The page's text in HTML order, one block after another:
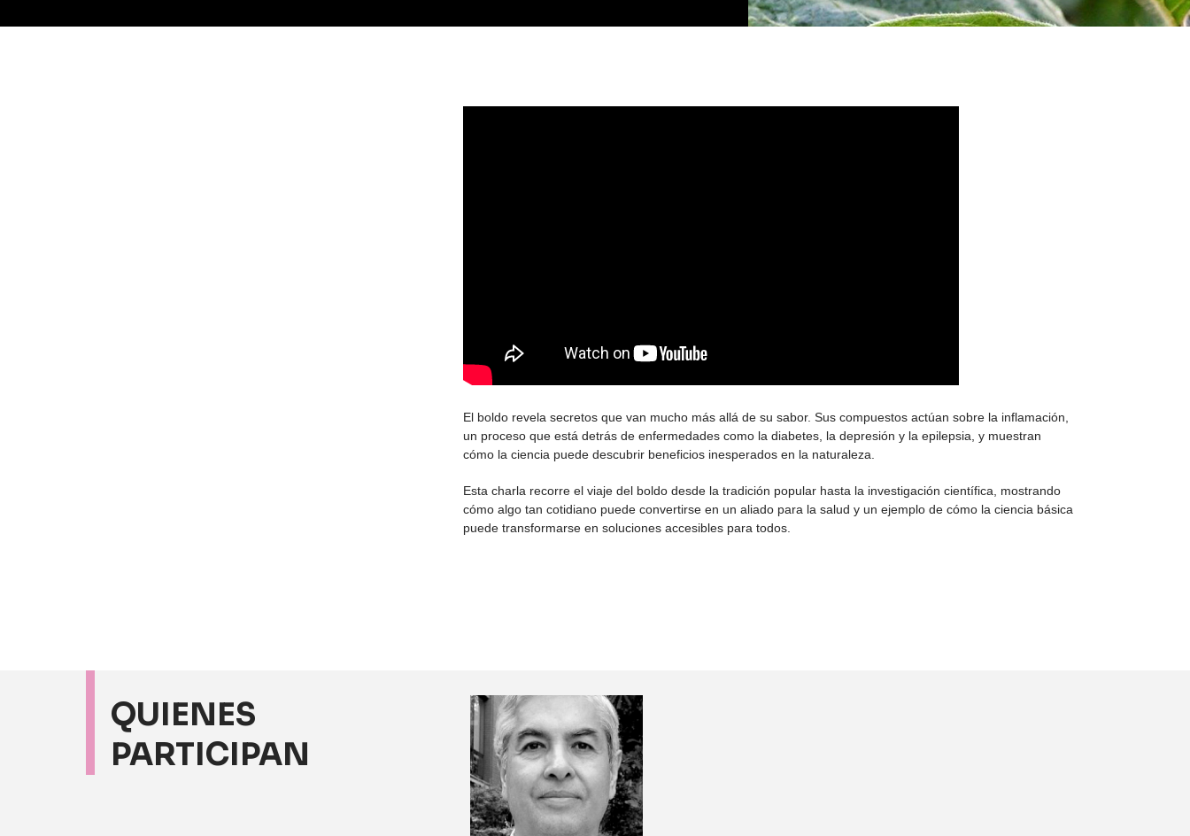
El boldo revela secretos que van mucho más allá de su sabor. Sus compuestos actúan sobre la inflamación,
un proceso que está detrás de enfermedades como la diabetes, la depresión y la epilepsia, y muestran
cómo la ciencia puede descubrir beneficios inesperados en la naturaleza.
Esta charla recorre el viaje del boldo desde la tradición popular hasta la investigación científica, mostrando
cómo algo tan cotidiano puede convertirse en un aliado para la salud y un ejemplo de cómo la ciencia básica
puede transformarse en soluciones accesibles para todos.
QUIENES
PARTICIPAN